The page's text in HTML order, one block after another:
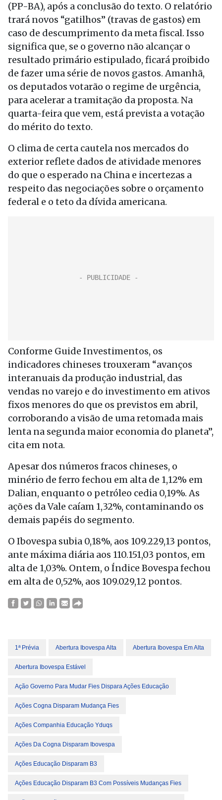
(PP-BA), após a conclusão do texto. O relatório
trará novos “gatilhos” (travas de gastos) em
caso de descumprimento da meta fiscal. Isso
significa que, se o governo não alcançar o
resultado primário estipulado, ficará proibido
de fazer uma série de novos gastos. Amanhã,
os deputados votarão o regime de urgência,
para acelerar a tramitação da proposta. Na
quarta-feira que vem, está prevista a votação
do mérito do texto.
O clima de certa cautela nos mercados do
exterior reflete dados de atividade menores
do que o esperado na China e incertezas a
respeito das negociações sobre o orçamento
federal e o teto da dívida americana.
Conforme Guide Investimentos, os
indicadores chineses trouxeram “avanços
interanuais da produção industrial, das
vendas no varejo e do investimento em ativos
fixos menores do que os previstos em abril,
corroborando a visão de uma retomada mais
lenta na segunda maior economia do planeta”,
cita em nota.
Apesar dos números fracos chineses, o
minério de ferro fechou em alta de 1,12% em
Dalian, enquanto o petróleo cedia 0,19%. As
ações da Vale caíam 1,32%, contaminando os
demais papéis do segmento.
O Ibovespa subia 0,18%, aos 109.229,13 pontos,
ante máxima diária aos 110.151,03 pontos, em
alta de 1,03%. Ontem, o Índice Bovespa fechou
em alta de 0,52%, aos 109.029,12 pontos.
1ª Prévia Abertura Ibovespa Alta Abertura Ibovespa Em Alta
Abertura Ibovespa Estável
Ação Governo Para Mudar Fies Dispara Ações Educação
Ações Cogna Disparam Mudança Fies
Ações Companhia Educação Yduqs
Ações Da Cogna Disparam Ibovespa
Ações Educação Disparam B3
Ações Educação Disparam B3 Com Possíveis Mudanças Fies